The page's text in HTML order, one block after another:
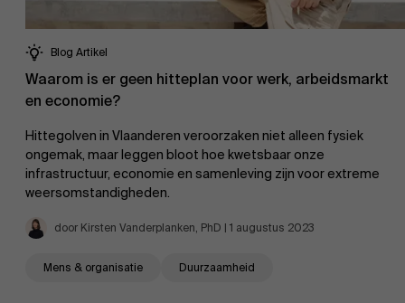
Onderzoek
Over Antwerp Management School
Duurzaamheid op AMS
Partners
Blog Artikel
Waarom is er geen hitteplan voor werk, arbeidsmarkt
en economie?
Hittegolven in Vlaanderen veroorzaken niet alleen fysiek
ongemak, maar leggen bloot hoe kwetsbaar onze
infrastructuur, economie en samenleving zijn voor extreme
weersomstandigheden.
door Kirsten Vanderplanken, PhD | 1 augustus 2023
Mens & organisatie Duurzaamheid